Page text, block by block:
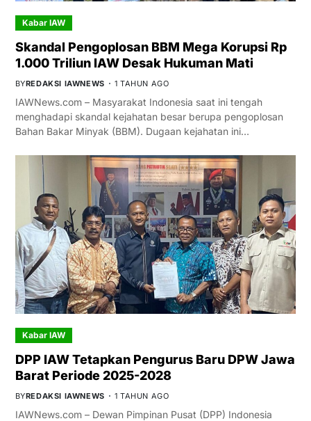
Kabar IAW
Skandal Pengoplosan BBM Mega Korupsi Rp
1.000 Triliun IAW Desak Hukuman Mati
BYREDAKSI IAWNEWS 1 TAHUN AGO
IAWNews.com – Masyarakat Indonesia saat ini tengah
menghadapi skandal kejahatan besar berupa pengoplosan
Bahan Bakar Minyak (BBM). Dugaan kejahatan ini…
Kabar IAW
DPP IAW Tetapkan Pengurus Baru DPW Jawa
Barat Periode 2025-2028
BYREDAKSI IAWNEWS 1 TAHUN AGO
IAWNews.com – Dewan Pimpinan Pusat (DPP) Indonesia